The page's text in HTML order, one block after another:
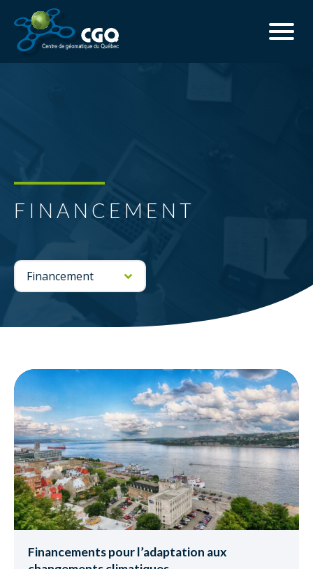
FINANCEMENT
Financements pour l’adaptation aux